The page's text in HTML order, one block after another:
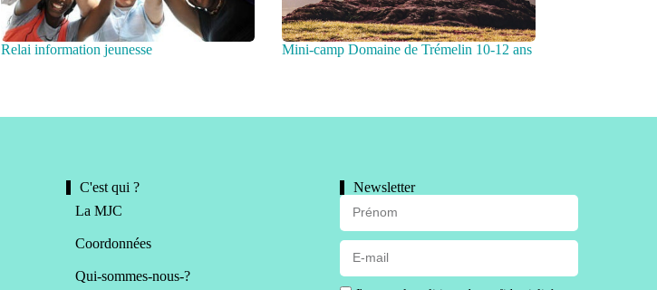
Relai information jeunesse Mini-camp Domaine de Trémelin 10-12 ans
C'est qui ?
La MJC
Coordonnées
Qui-sommes-nous-?
Newsletter